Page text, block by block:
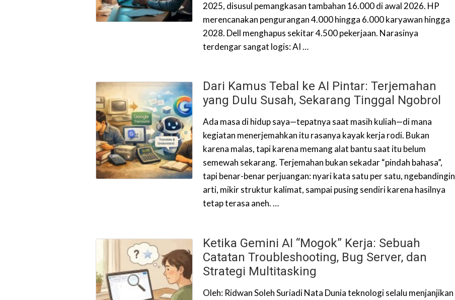
2025, disusul pemangkasan tambahan 16.000 di awal 2026. HP
merencanakan pengurangan 4.000 hingga 6.000 karyawan hingga
2028. Dell menghapus sekitar 4.500 pekerjaan. Narasinya
terdengar sangat logis: AI …
Dari Kamus Tebal ke AI Pintar: Terjemahan
yang Dulu Susah, Sekarang Tinggal Ngobrol
Ada masa di hidup saya—tepatnya saat masih kuliah—di mana
kegiatan menerjemahkan itu rasanya kayak kerja rodi. Bukan
karena malas, tapi karena memang alat bantu saat itu belum
semewah sekarang. Terjemahan bukan sekadar “pindah bahasa”,
tapi benar-benar perjuangan: nyari kata satu per satu, ngebandingin
arti, mikir struktur kalimat, sampai pusing sendiri karena hasilnya
tetap terasa aneh. …
Ketika Gemini AI “Mogok” Kerja: Sebuah
Catatan Troubleshooting, Bug Server, dan
Strategi Multitasking
Oleh: Ridwan Soleh Suriadi Nata Dunia teknologi selalu menjanjikan